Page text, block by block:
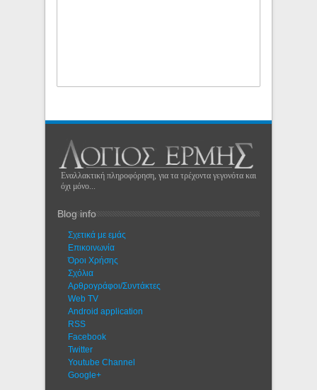
Εναλλακτική πληροφόρηση, για τα τρέχοντα γεγονότα και
όχι μόνο...
Blog info
Σχετικά με εμάς
Eπικοινωνία
Όροι Χρήσης
Σχόλια
Αρθρογράφοι/Συντάκτες
Web TV
Android application
RSS
Facebook
Twitter
Youtube Channel
Google+